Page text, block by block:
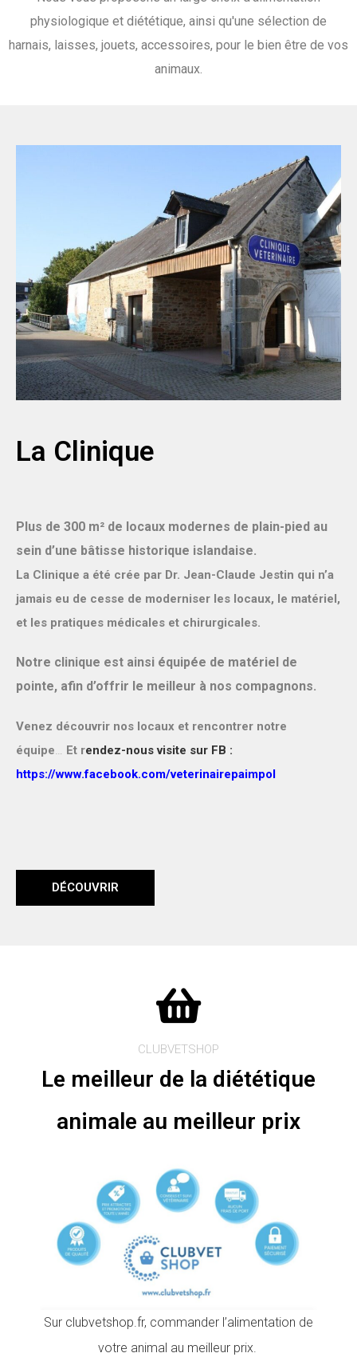
physiologique et diététique, ainsi qu'une sélection de
harnais, laisses, jouets, accessoires, pour le bien être de vos
animaux.
La Clinique
Plus de 300 m² de locaux modernes de plain-pied au
sein d’une bâtisse historique islandaise.
La Clinique a été crée par Dr. Jean-Claude Jestin qui n’a
jamais eu de cesse de moderniser les locaux, le matériel,
et les pratiques médicales et chirurgicales.
Notre clinique est ainsi équipée de matériel de
pointe, afin d’offrir le meilleur à nos compagnons.
Venez découvrir nos locaux et rencontrer notre
équipe… Et rendez-nous visite sur FB :
https://www.facebook.com/veterinairepaimpol
DÉCOUVRIR
CLUBVETSHOP
Le meilleur de la diététique
animale au meilleur prix
Sur clubvetshop.fr, commander l’alimentation de
votre animal au meilleur prix.